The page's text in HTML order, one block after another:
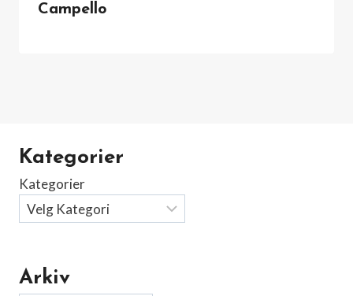
Campello
Kategorier
Kategorier
Arkiv